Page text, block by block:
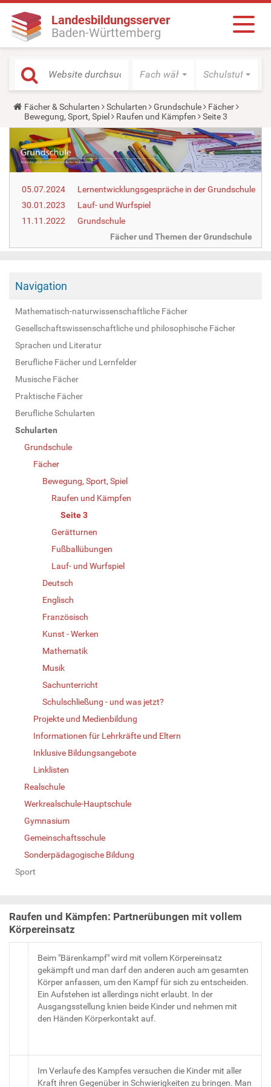
Landesbildungsserver
Baden-Württemberg
Fach wählen Schulstufe
Y
o
u
r
e
h
e
e
:
Fächer & Schularten Schularten Grundschule
Fächer
Bewegung, Sport, Spiel
Raufen und Kämpfen Seite 3
05.07.2024
Lernentwicklungsgespräche in der Grundschule
30.01.2023
Lauf- und Wurfspiel
11.11.2022
Grundschule
Fächer und Themen der Grundschule
Navigation
Mathematisch-naturwissenschaftliche Fächer
Gesellschaftswissenschaftliche und philosophische Fächer
Sprachen und Literatur
Berufliche Fächer und Lernfelder
Musische Fächer
Praktische Fächer
Berufliche Schularten
Schularten
Grundschule
Fächer
Bewegung, Sport, Spiel
Raufen und Kämpfen
Seite 3
Gerätturnen
Fußballübungen
Lauf- und Wurfspiel
Deutsch
Englisch
Französisch
Kunst - Werken
Mathematik
Musik
Sachunterricht
Schulschließung - und was jetzt?
Projekte und Medienbildung
Informationen für Lehrkräfte und Eltern
Inklusive Bildungsangebote
Linklisten
Realschule
Werkrealschule-Hauptschule
Gymnasium
Gemeinschaftsschule
Sonderpädagogische Bildung
Sport
Raufen und Kämpfen: Partnerübungen mit vollem
Körpereinsatz
Beim "Bärenkampf" wird mit vollem Körpereinsatz
gekämpft und man darf den anderen auch am gesamten
Körper anfassen, um den Kampf für sich zu entscheiden.
Ein Aufstehen ist allerdings nicht erlaubt. In der
Ausgangsstellung knien beide Kinder und nehmen mit
den Händen Körperkontakt auf.
Im Verlaufe des Kampfes versuchen die Kinder mit aller
Kraft ihren Gegenüber in Schwierigkeiten zu bringen. Man